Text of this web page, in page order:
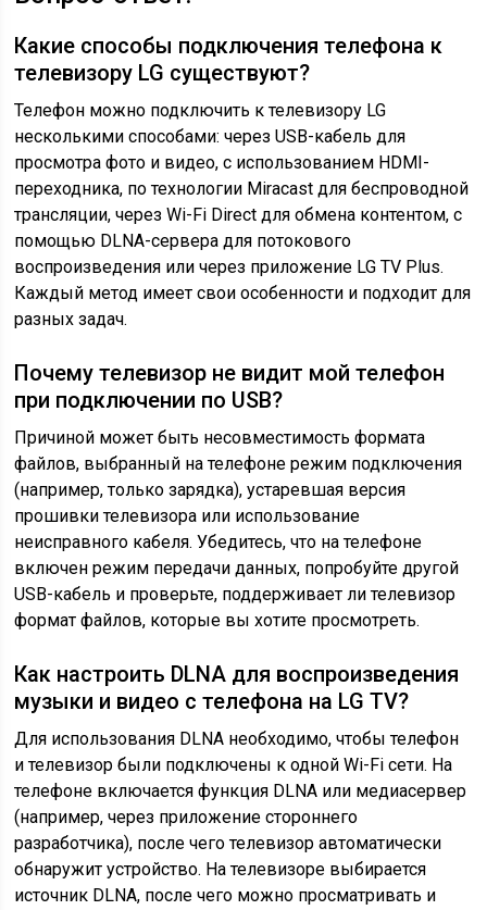
Какие способы подключения телефона к
телевизору LG существуют?
Телефон можно подключить к телевизору LG
несколькими способами: через USB-кабель для
просмотра фото и видео, с использованием HDMI-
переходника, по технологии Miracast для беспроводной
трансляции, через Wi-Fi Direct для обмена контентом, с
помощью DLNA-сервера для потокового
воспроизведения или через приложение LG TV Plus.
Каждый метод имеет свои особенности и подходит для
разных задач.
Почему телевизор не видит мой телефон
при подключении по USB?
Причиной может быть несовместимость формата
файлов, выбранный на телефоне режим подключения
(например, только зарядка), устаревшая версия
прошивки телевизора или использование
неисправного кабеля. Убедитесь, что на телефоне
включен режим передачи данных, попробуйте другой
USB-кабель и проверьте, поддерживает ли телевизор
формат файлов, которые вы хотите просмотреть.
Как настроить DLNA для воспроизведения
музыки и видео с телефона на LG TV?
Для использования DLNA необходимо, чтобы телефон
и телевизор были подключены к одной Wi-Fi сети. На
телефоне включается функция DLNA или медиасервер
(например, через приложение стороннего
разработчика), после чего телевизор автоматически
обнаружит устройство. На телевизоре выбирается
источник DLNA, после чего можно просматривать и